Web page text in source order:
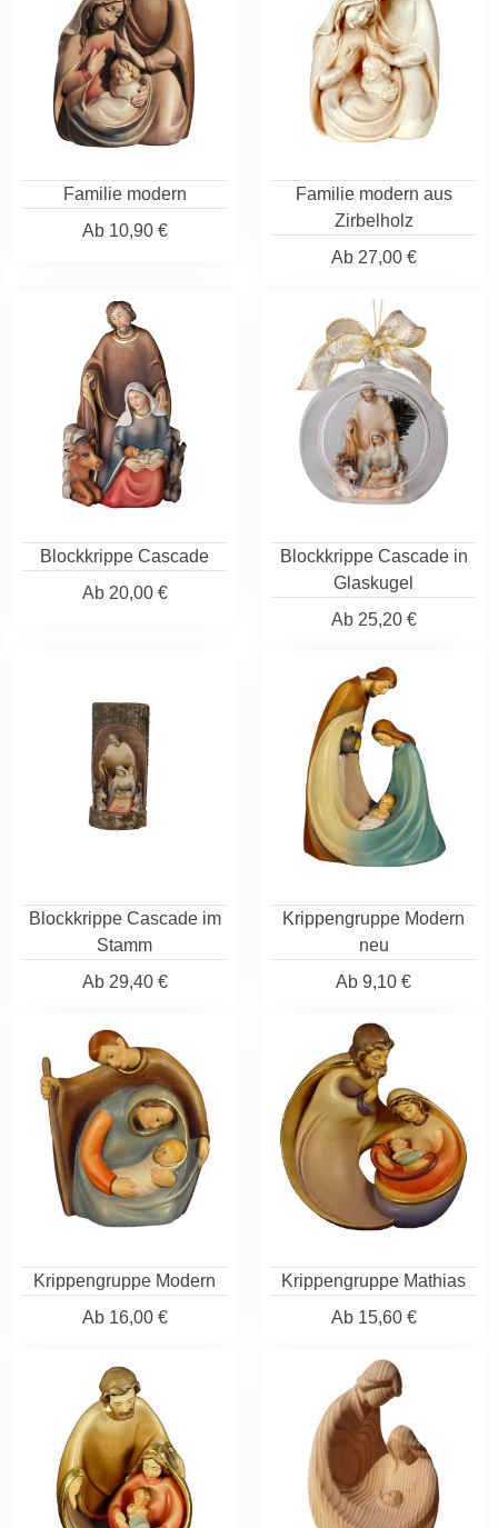
Familie modern
Ab10,90 €
Familie modern aus
Zirbelholz
Ab27,00 €
Blockkrippe Cascade
Ab20,00 €
Blockkrippe Cascade in
Glaskugel
Ab25,20 €
Blockkrippe Cascade im
Stamm
Ab29,40 €
Krippengruppe Modern
neu
Ab 9,10 €
Krippengruppe Modern
Ab16,00 €
Krippengruppe Mathias
Ab15,60 €